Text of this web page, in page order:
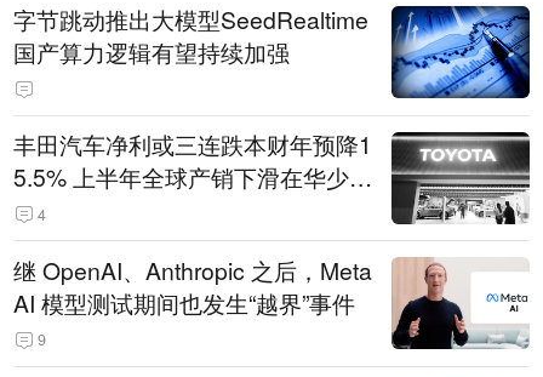
字节跳动推出大模型SeedRealtime
国产算力逻辑有望持续加强
丰田汽车净利或三连跌本财年预降1
5.5% 上半年全球产销下滑在华少卖
14.3万辆
4
继 OpenAI、Anthropic 之后，Meta
AI 模型测试期间也发生“越界”事件
9